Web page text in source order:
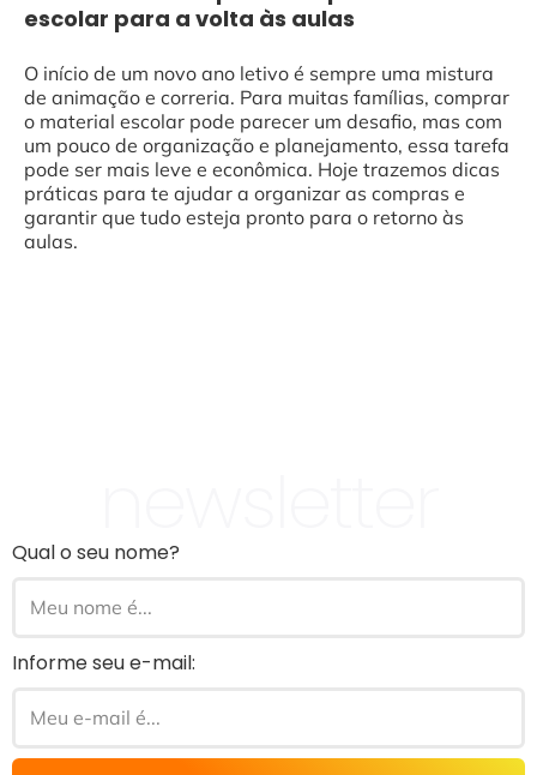
escolar para a volta às aulas
O início de um novo ano letivo é sempre uma mistura
de animação e correria. Para muitas famílias, comprar
o material escolar pode parecer um desafio, mas com
um pouco de organização e planejamento, essa tarefa
pode ser mais leve e econômica. Hoje trazemos dicas
práticas para te ajudar a organizar as compras e
garantir que tudo esteja pronto para o retorno às
aulas.
Qual o seu nome?
Informe seu e-mail: